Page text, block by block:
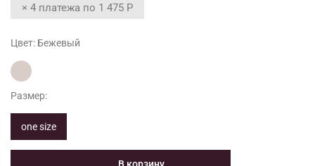
× 4 платежа по 1 475 Р
Цвет: Бежевый
Размер:
one size